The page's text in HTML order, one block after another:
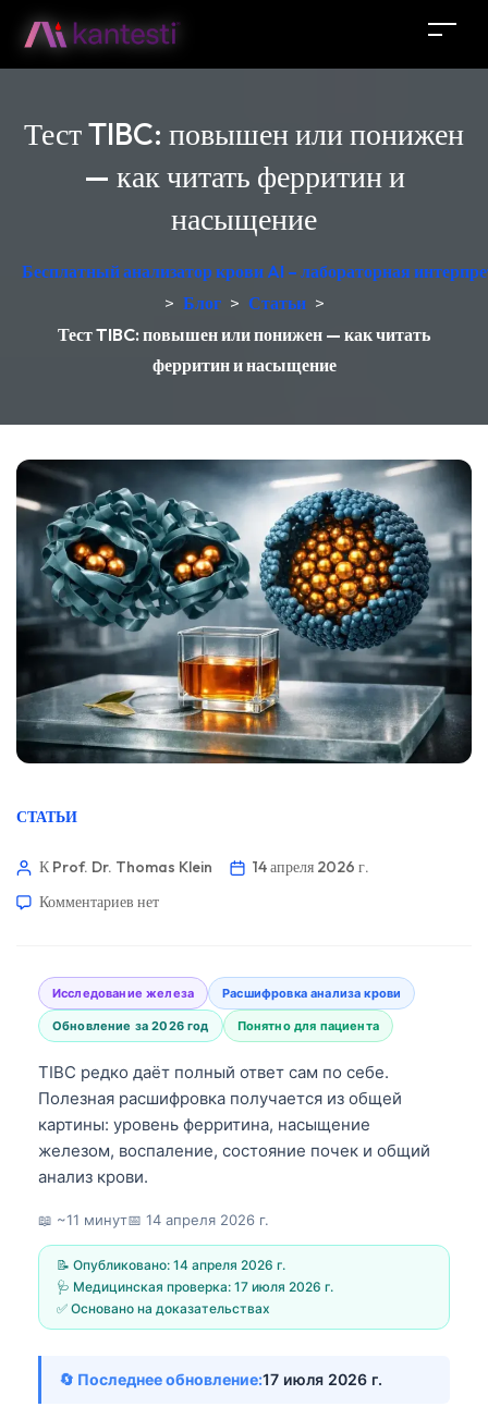
Тест TIBC: повышен или понижен
— как читать ферритин и
насыщение
Бесплатный анализатор крови AI – лабораторная
> Блог > Статьи >
Тест TIBC: повышен или понижен — как читать
ферритин и насыщение
СТАТЬИ
К Prof. Dr. Thomas Klein
14 апреля 2026 г.
Комментариев нет
Исследование железа Расшифровка анализа крови
Обновление за 2026 год Понятно для пациента
TIBC редко даёт полный ответ сам по себе.
Полезная расшифровка получается из общей
картины: уровень ферритина, насыщение
железом, воспаление, состояние почек и общий
анализ крови.
📖 ~11 минут📅 14 апреля 2026 г.
📝 Опубликовано: 14 апреля 2026 г.
🩺 Медицинская проверка: 17 июля 2026 г.
✅ Основано на доказательствах
🔄 Последнее обновление:17 июля 2026 г.